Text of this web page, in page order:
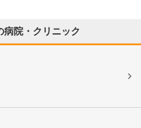
院・クリニック